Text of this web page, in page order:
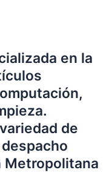
en la
de
Metropolitana